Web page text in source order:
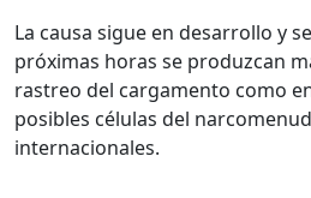
La causa sigue en desarrollo y
próximas horas se produzcan
rastreo del cargamento como
posibles células del
internacionales.